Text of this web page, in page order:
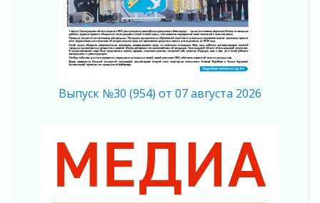
04 августа 2026
Без риска для здоровья и кошелька
04 августа 2026
Важная информация
Что делать со сбережениями
03 августа 2026
Ленобласть повышает производительность
труда в ЖКХ
Выпуск №30 (954) от 07 августа 2026